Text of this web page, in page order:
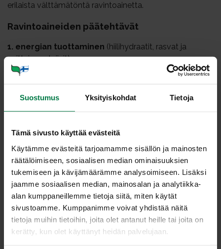
Suostumus Yksityiskohdat Tietoja
Tämä sivusto käyttää evästeitä
Käytämme evästeitä tarjoamamme sisällön ja mainosten
räätälöimiseen, sosiaalisen median ominaisuuksien
tukemiseen ja kävijämäärämme analysoimiseen. Lisäksi
jaamme sosiaalisen median, mainosalan ja analytiikka-
alan kumppaneillemme tietoja siitä, miten käytät
sivustoamme. Kumppanimme voivat yhdistää näitä
tietoja muihin tietoihin, joita olet antanut heille tai joita on
kerätty, kun olet käyttänyt heidän palvelujaan.
erilaista välttämätöntä ravintoainetta.
Ra­vin­toai­nei­den pää­teh­tä­vät
1. energian tuottaminen (hiilihydraatit, rasvat ja
osittain proteiinit)
sydämen pumppaustehtävä
lihastyö
verenkierron ylläpitäminen
2. kudosten muodostuminen ja uusiutuminen
(proteiinit, kivennäisaineet, välttämättömät rasvahapot ja
vesi)
3. elintoimintojen säätely ja entsyymien ja
hormonien muodostaminen
(vitamiinit, kivennäisaineet, proteiinit, välttämättömät